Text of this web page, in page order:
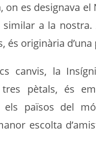
on es designava el
a la
és originària d’una
canvis, la
pètals, és
els països del
escolta